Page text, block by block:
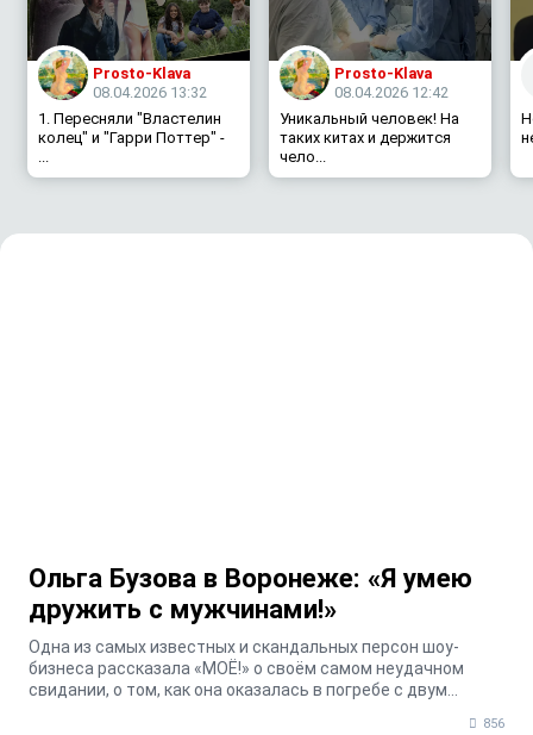
Prosto-Klava
08.04.2026 13:32
1. Пересняли "Властелин
колец" и "Гарри Поттер" -
...
Prosto-Klava
08.04.2026 12:42
Уникальный человек! На
таких китах и держится
чело...
Ольга Бузова в Воронеже: «Я умею
дружить с мужчинами!»
Одна из самых известных и скандальных персон шоу-
бизнеса рассказала «МОЁ!» о своём самом неудачном
свидании, о том, как она оказалась в погребе с двум...
856